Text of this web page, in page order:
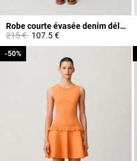
Robe courte évasée denim délavé
Prix réduit à partir de
215 €à107.5 €
-50%
-50%